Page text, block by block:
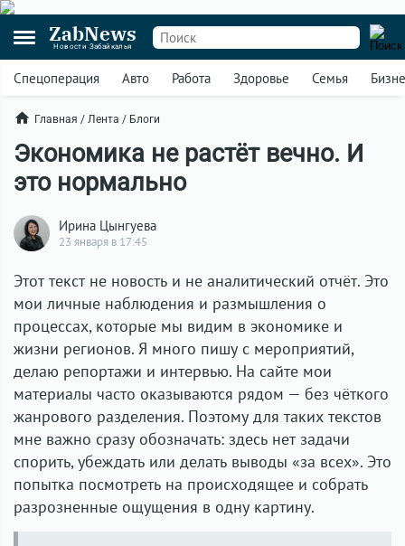
ZabNews
Новости Забайкалья
Спецоперация Авто Работа Здоровье Семья
Главная / Лента / Блоги
Экономика не растёт вечно. И
это нормально
Ирина Цынгуева
23 января в 17:45
Этот текст не новость и не аналитический отчёт. Это
мои личные наблюдения и размышления о
процессах, которые мы видим в экономике и
жизни регионов. Я много пишу с мероприятий,
делаю репортажи и интервью. На сайте мои
материалы часто оказываются рядом — без чёткого
жанрового разделения. Поэтому для таких текстов
мне важно сразу обозначать: здесь нет задачи
спорить, убеждать или делать выводы «за всех». Это
попытка посмотреть на происходящее и собрать
разрозненные ощущения в одну картину.